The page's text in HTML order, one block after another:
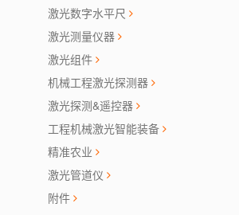
激光数字水平尺
激光测量仪器
激光组件
机械工程激光探测器
激光探测&遥控器
工程机械激光智能装备
精准农业
激光管道仪
附件